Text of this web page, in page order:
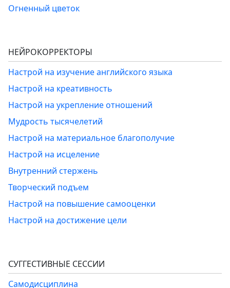
Огненный цветок
НЕЙРОКОРРЕКТОРЫ
Настрой на изучение английского языка
Настрой на креативность
Настрой на укрепление отношений
Мудрость тысячелетий
Настрой на материальное благополучие
Настрой на исцеление
Внутренний стержень
Творческий подъем
Настрой на повышение самооценки
Настрой на достижение цели
СУГГЕСТИВНЫЕ СЕССИИ
Самодисциплина